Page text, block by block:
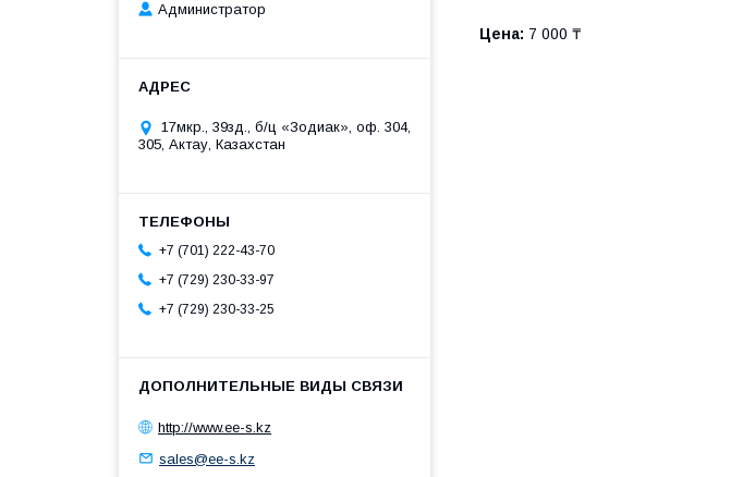
Цена: 7 000 ₸
Администратор
17мкр., 39зд., б/ц «Зодиак», оф. 304,
305, Актау, Казахстан
+7 (701) 222-43-70
+7 (729) 230-33-97
+7 (729) 230-33-25
http://www.ee-s.kz
sales@ee-s.kz